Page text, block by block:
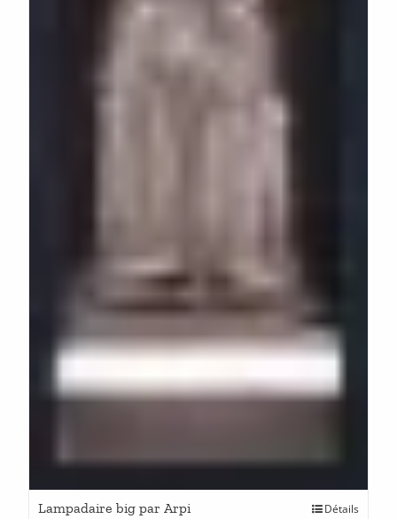
Lampadaire big par Arpi Détails